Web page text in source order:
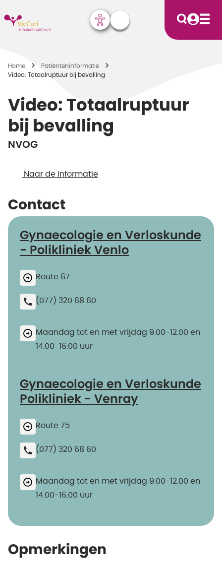
Home
Patiënten­informatie
Video: Totaalruptuur bij bevalling
Video: Totaalruptuur
bij bevalling
NVOG
Naar de informatie
Contact
Gynaecologie en Verloskunde
- Polikliniek Venlo
Route 67
(077) 320 68 60
Maandag tot en met vrijdag 9.00-12.00 en
14.00-16.00 uur
Gynaecologie en Verloskunde
Polikliniek - Venray
Route 75
(077) 320 68 60
Maandag tot en met vrijdag 9.00-12.00 en
14.00-16.00 uur
Opmerkingen